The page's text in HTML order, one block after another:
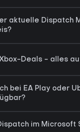
aktuelle Dispatch
Deals - alles
bei EA Play oder
im Microsoft